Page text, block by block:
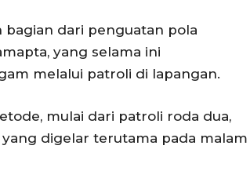
dari penguatan pola
yang selama ini
melalui patroli di lapangan.
mulai dari patroli roda dua,
digelar terutama pada malam